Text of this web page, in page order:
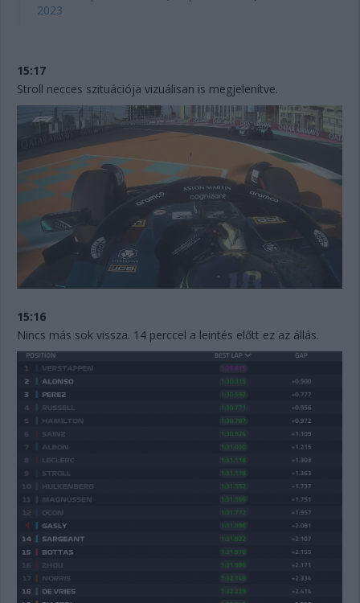
2023
15:17
Stroll necces szituációja vizuálisan is megjelenítve.
15:16
Nincs más sok vissza. 14 perccel a leintés előtt ez az állás.